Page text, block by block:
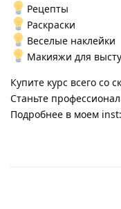
Рецепты
Раскраски
Веселые наклейки
Макияжи для
Купите курс всего со
Станьте
Подробнее в моем